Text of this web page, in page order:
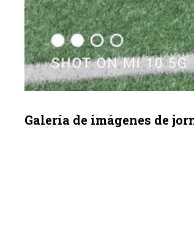
Galería de imágenes de